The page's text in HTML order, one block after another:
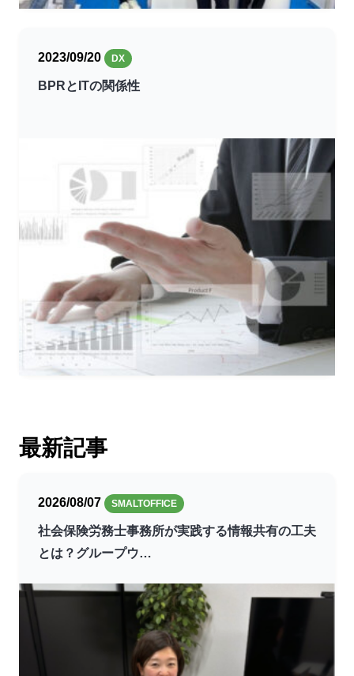
2023/09/20 DX
BPRとITの関係性
最新記事
2026/08/07 SMALTOFFICE
社会保険労務士事務所が実践する情報共有の工夫
とは？グループウ…